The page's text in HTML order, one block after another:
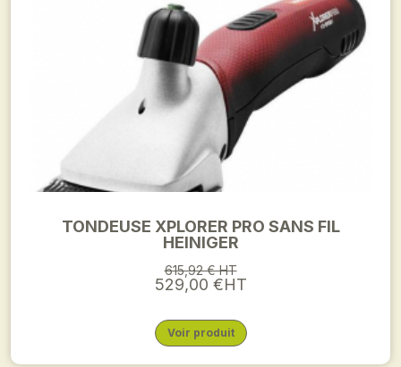
TONDEUSE XPLORER PRO SANS FIL
HEINIGER
615,92 € HT
529,00 €HT
Voir produit